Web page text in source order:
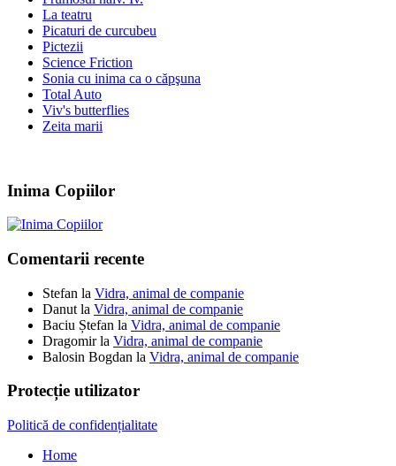
La teatru
Picaturi de curcubeu
Pictezii
Science Friction
Sonia cu inima ca o căpşuna
Total Auto
Viv's butterflies
Zeita marii
Inima Copiilor
Comentarii recente
Stefan la Vidra, animal de companie
Danut la Vidra, animal de companie
Baciu Ștefan la Vidra, animal de companie
Dragomirla Vidra, animal de companie
Balosin Bogdan la Vidra, animal de companie
Protecție utilizator
Politică de confidențialitate
Home